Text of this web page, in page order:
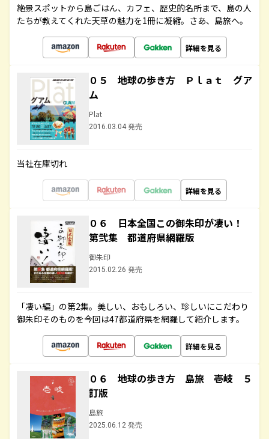
絶景スポットから島ごはん、カフェ、歴史的名所まで、島の人
たちが教えてくれた天草の魅力を1冊に凝縮。さあ、島旅へ。
詳細を見る
０５ 地球の歩き方 Ｐｌａｔ グア
ム
Plat
2016.03.04 発売
当社在庫切れ
詳細を見る
０６ 日本全国この御朱印が凄い！
第弐集 都道府県網羅版
御朱印
2015.02.26 発売
「凄い編」の第2集。美しい、おもしろい、珍しいにこだわり
御朱印そのものを今回は47都道府県を網羅して紹介します。
詳細を見る
０６ 地球の歩き方 島旅 壱岐 ５
訂版
島旅
2025.06.12 発売